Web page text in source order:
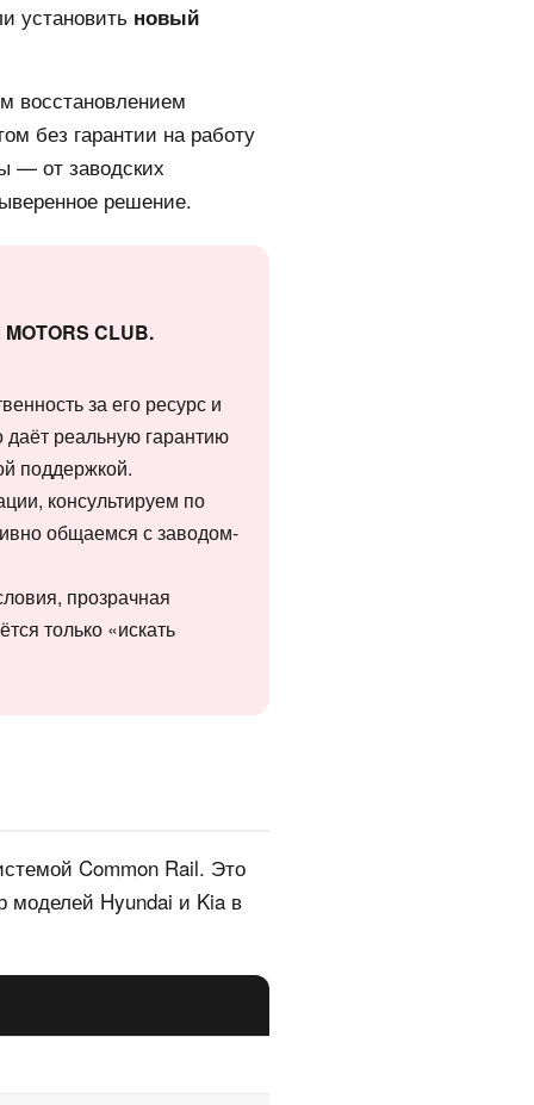
установить новый
восстановлением
без гарантии на работу
— от заводских
решение.
CLUB.
за его ресурс и
реальную гарантию
поддержкой.
консультируем по
общаемся с заводом-
прозрачная
только «искать
Common Rail. Это
моделей Hyundai и Kia в